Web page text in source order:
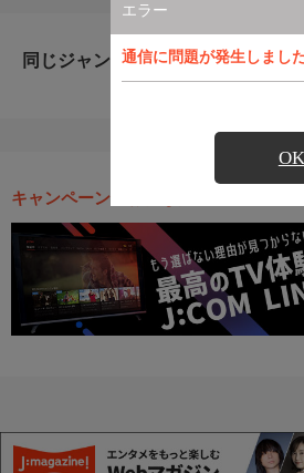
エラー
通信に問題が発生しまし
OK
同じジャンルのおすすめ番組
キャンペーン・お得な情報